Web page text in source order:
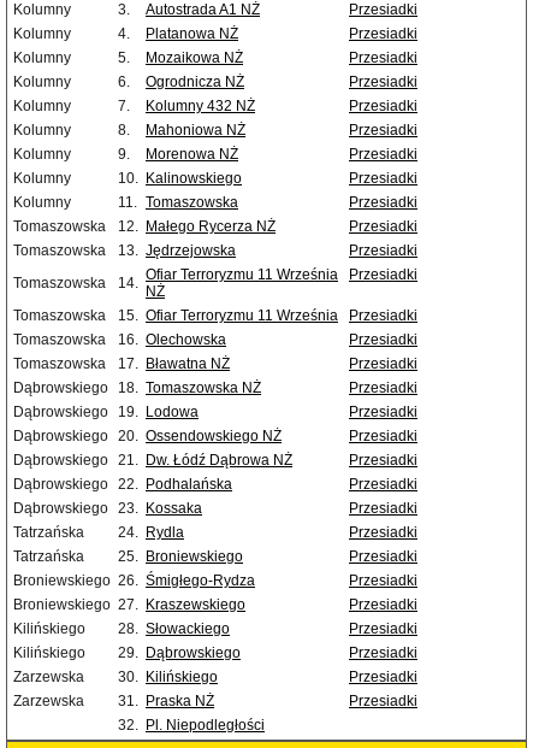
Kolumny
3. Autostrada A1 NŻ
Przesiadki
Kolumny
4. Platanowa NŻ
Przesiadki
Kolumny
5. Mozaikowa NŻ
Przesiadki
Kolumny
6. Ogrodnicza NŻ
Przesiadki
Kolumny
7. Kolumny 432 NŻ
Przesiadki
Kolumny
8. Mahoniowa NŻ
Przesiadki
Kolumny
9. Morenowa NŻ
Przesiadki
Kolumny
10. Kalinowskiego
Przesiadki
Kolumny
11. Tomaszowska
Przesiadki
Tomaszowska
12. Małego Rycerza NŻ
Przesiadki
Tomaszowska
13. Jędrzejowska
Przesiadki
Tomaszowska
14. Ofiar Terroryzmu 11 Września
NŻ
Przesiadki
Tomaszowska 15. Ofiar Terroryzmu 11 Września
Przesiadki
Tomaszowska
16. Olechowska
Przesiadki
Tomaszowska
17. Bławatna NŻ
Przesiadki
Dąbrowskiego
18. Tomaszowska NŻ
Przesiadki
Dąbrowskiego
19. Lodowa
Przesiadki
Dąbrowskiego 20. Ossendowskiego NŻ
Przesiadki
Dąbrowskiego 21. Dw. Łódź Dąbrowa NŻ
Przesiadki
Dąbrowskiego 22. Podhalańska
Przesiadki
Dąbrowskiego 23. Kossaka
Przesiadki
Tatrzańska
24. Rydla
Przesiadki
Tatrzańska
25. Broniewskiego
Przesiadki
Broniewskiego 26. Śmigłego-Rydza
Przesiadki
Broniewskiego 27. Kraszewskiego
Przesiadki
Kilińskiego
28. Słowackiego
Przesiadki
Kilińskiego
29. Dąbrowskiego
Przesiadki
Zarzewska
30. Kilińskiego
Przesiadki
Zarzewska
31. Praska NŻ
Przesiadki
32. Pl. Niepodległości